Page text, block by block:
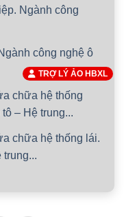
Ngành công
công nghệ ô
chữa hệ thống
– Hệ trung...
chữa hệ thống lái.
trung...
TRỢ LÝ ẢO HBXL